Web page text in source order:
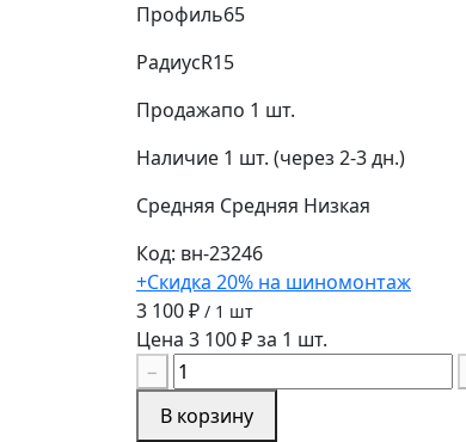
Профиль65
РадиусR15
Продажапо 1 шт.
Наличие 1 шт. (через 2-3 дн.)
Средняя Средняя Низкая
Код: вн-23246
+Скидка 20% на шиномонтаж
3 100 ₽ / 1 шт
Цена 3 100 ₽ за 1 шт.
−
В корзину